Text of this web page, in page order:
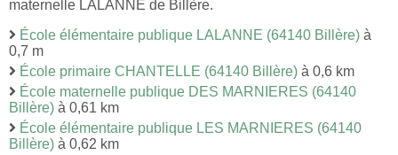
maternelle LALANNE de Billère.
École élémentaire publique LALANNE (64140 Billère) à
0,7 m
École primaire CHANTELLE (64140 Billère) à 0,6 km
École maternelle publique DES MARNIERES (64140
Billère) à 0,61 km
École élémentaire publique LES MARNIERES (64140
Billère) à 0,62 km